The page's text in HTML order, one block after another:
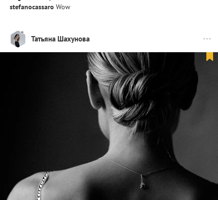
stefanocassaro Wow
Татьяна Шахунова